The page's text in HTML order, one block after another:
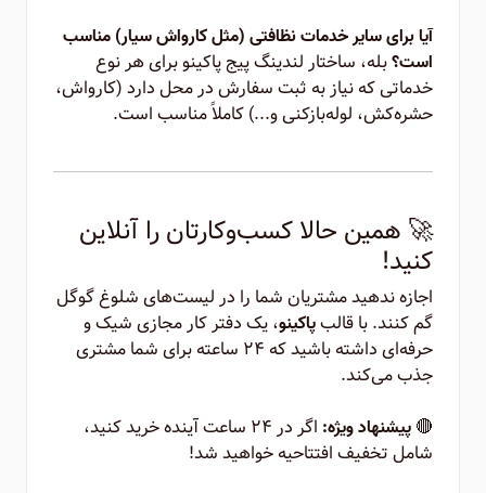
آیا برای سایر خدمات نظافتی (مثل کارواش سیار) مناسب
است؟بله، ساختار لندینگ پیج پاکینو برای هر نوع
خدماتی که نیاز به ثبت سفارش در محل دارد (کارواش،
حشره‌کش، لوله‌بازکنی و...) کاملاً مناسب است.
🚀 همین حالا کسب‌وکارتان را آنلاین
کنید!
اجازه ندهید مشتریان شما را در لیست‌های شلوغ گوگل
گم کنند. با قالبپاکینو، یک دفتر کار مجازی شیک و
حرفه‌ای داشته باشید که ۲۴ ساعته برای شما مشتری
جذب می‌کند.
🔴پیشنهاد ویژه:
اگر در ۲۴ ساعت آینده خرید کنید،
شامل تخفیف افتتاحیه خواهید شد!